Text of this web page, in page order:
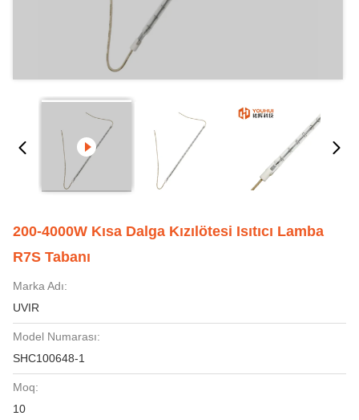
200-4000W Kısa Dalga Kızılötesi Isıtıcı Lamba
R7S Tabanı
Marka Adı:
UVIR
Model Numarası:
SHC100648-1
Moq:
10